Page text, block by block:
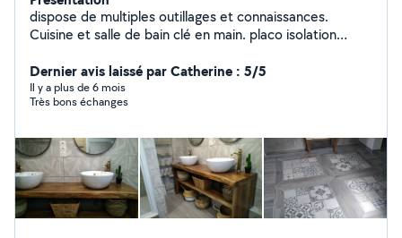
dispose de multiples outillages et connaissances.
Cuisine et salle de bain clé en main. placo isolation
cuisine et menuiserie ferronnerie arc et mig maçonnerie
plomberie électricité entretien espaces
verts...dépannage en tous genres..à faible coût..
désactivé et décoratif suivant volume. élagage taille
d'arbres. abattage....curage et débouchage
canalisations.... me contacter si un doute ou un conseil.
possibilté de location de quelques matériels.
Dernier avis laissé par Catherine : 5/5
Il y a plus de 6 mois
Très bons échanges